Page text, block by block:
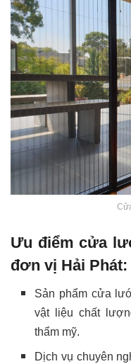
Ưu điểm cửa
đơn vị Hải Phát:
Sản phẩm cửa
vật liệu chất
thẩm mỹ.
Dịch vụ chuyên